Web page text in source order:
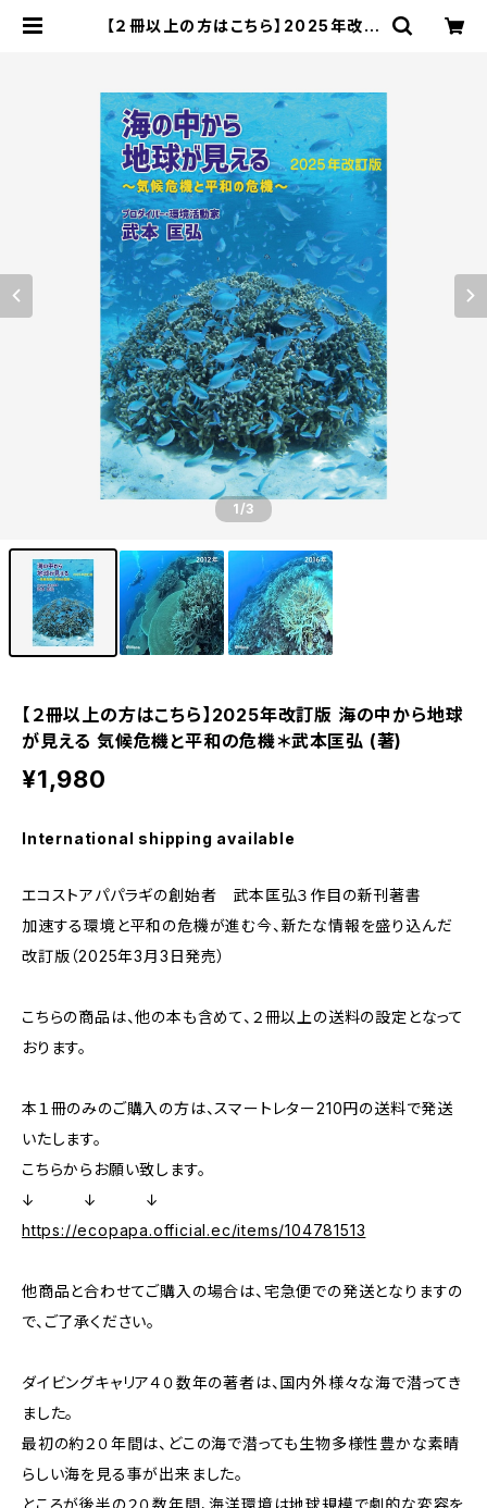
【２冊以上の方はこちら】2025年改訂
1/3
【２冊以上の方はこちら】2025年改訂版 海の中から地球
が見える 気候危機と平和の危機＊武本匡弘 (著)
¥1,980
International shipping available
エコストアパパラギの創始者 武本匡弘３作目の新刊著書
加速する環境と平和の危機が進む今、新たな情報を盛り込んだ
改訂版（2025年3月3日発売）
こちらの商品は、他の本も含めて、２冊以上の送料の設定となって
おります。
本１冊のみのご購入の方は、スマートレター210円の送料で発送
いたします。
こちらからお願い致します。
↓ ↓ ↓
https://ecopapa.official.ec/items/104781513
他商品と合わせてご購入の場合は、宅急便での発送となりますの
で、ご了承ください。
ダイビングキャリア４０数年の著者は、国内外様々な海で潜ってき
ました。
最初の約２０年間は、どこの海で潜っても生物多様性豊かな素晴
らしい海を見る事が出来ました。
ところが後半の２０数年間、海洋環境は地球規模で劇的な変容を